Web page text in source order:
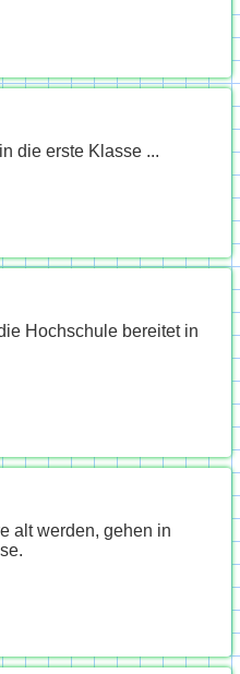
die erste Klasse ...
Hochschule bereitet in
alt werden, gehen in